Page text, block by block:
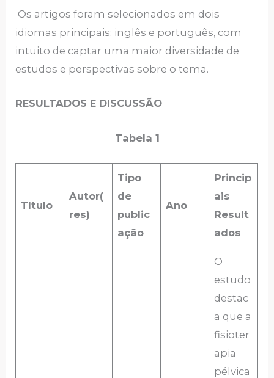
Os artigos foram selecionados em dois
idiomas principais: inglês e português, com
intuito de captar uma maior diversidade de
estudos e perspectivas sobre o tema.
RESULTADOS E DISCUSSÃO
Tabela 1
Título
Autor(
res)
Tipo
de
public
ação
Ano
Princip
ais
Result
ados
O
estudo
destac
a que a
fisioter
apia
pélvica